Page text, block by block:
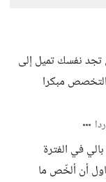
تجد نفسك تميل إلى
مبكرا
في الفترة
أن ألخّص ما